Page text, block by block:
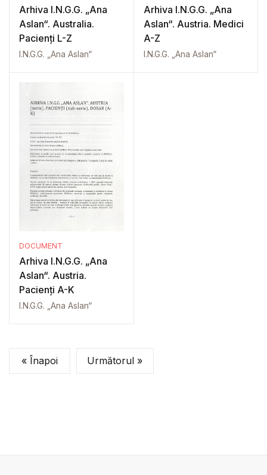
Arhiva I.N.G.G. „Ana
Aslan“. Australia.
Pacienți L-Z
I.N.G.G. „Ana Aslan“
Arhiva I.N.G.G. „Ana
Aslan“. Austria. Medici
A-Z
I.N.G.G. „Ana Aslan“
DOCUMENT
Arhiva I.N.G.G. „Ana
Aslan“. Austria.
Pacienți A-K
I.N.G.G. „Ana Aslan“
« Înapoi Următorul »